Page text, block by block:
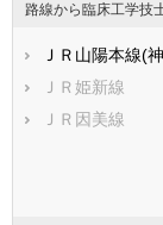
福岡県
熊本県
鹿児島県
井原市
高梁市
備前市
赤磐市
路線から臨床工学技
ＪＲ山陽本線(
ＪＲ姫新線
ＪＲ因美線